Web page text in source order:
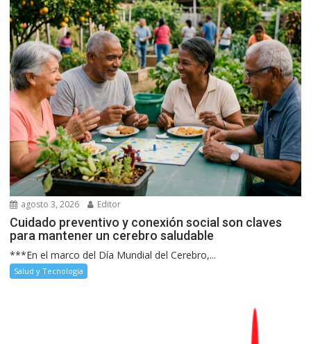
agosto 3, 2026 Editor
Cuidado preventivo y conexión social son claves
para mantener un cerebro saludable
***En el marco del Día Mundial del Cerebro,...
Salud y Tecnología